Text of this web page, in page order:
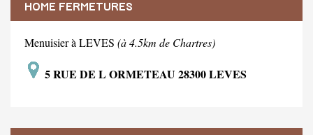
HOME FERMETURES
Menuisier à LEVES (à 4.5km de Chartres)
5 RUE DE L ORMETEAU 28300 LEVES